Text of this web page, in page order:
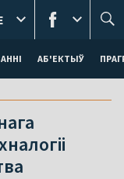
АБ'ЕКТЫЎ